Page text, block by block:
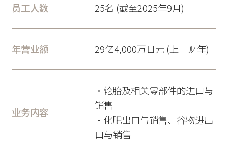
员工人数 25名 (截至2025年9月)
年营业额 29亿4,000万日元 (上一财年)
业务内容
・轮胎及相关零部件的进口与
销售
・化肥出口与销售、谷物进出
口与销售